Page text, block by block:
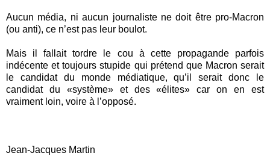
Aucun média, ni aucun journaliste ne doit être pro-Macron
(ou anti), ce n’est pas leur boulot.
Mais il fallait tordre le cou à cette propagande parfois
indécente et toujours stupide qui prétend que Macron serait
le candidat du monde médiatique, qu’il serait donc le
candidat du «système» et des «élites» car on en est
vraiment loin, voire à l’opposé.
Jean-Jacques Martin